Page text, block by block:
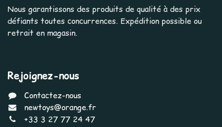
Nous garantissons des produits de qualité à des prix
défiants toutes concurrences. Expédition possible ou
retrait en magasin.
Rejoignez-nous
Contactez-nous
newtoys@orange.fr
+33 3 27 77 24 47